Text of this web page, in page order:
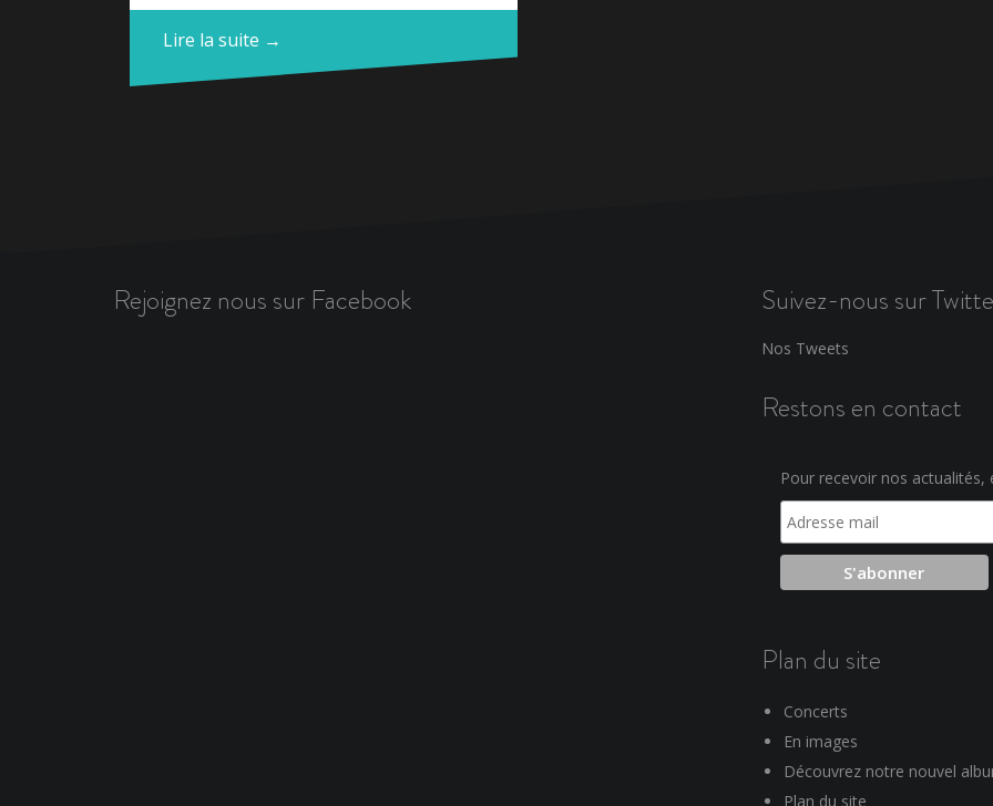
Lire la suite →
Rejoignez nous sur Facebook Suivez-nous sur
Nos Tweets
Restons en contact
Pour recevoir nos
Plan du site
Concerts
En images
Découvrez notre nouvel
Plan du site